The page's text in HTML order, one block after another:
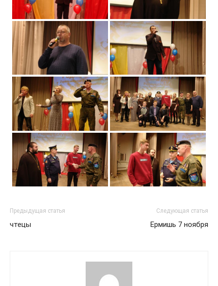
Предыдущая статья
чтецы
Следующая статья
Ермишь 7 ноября